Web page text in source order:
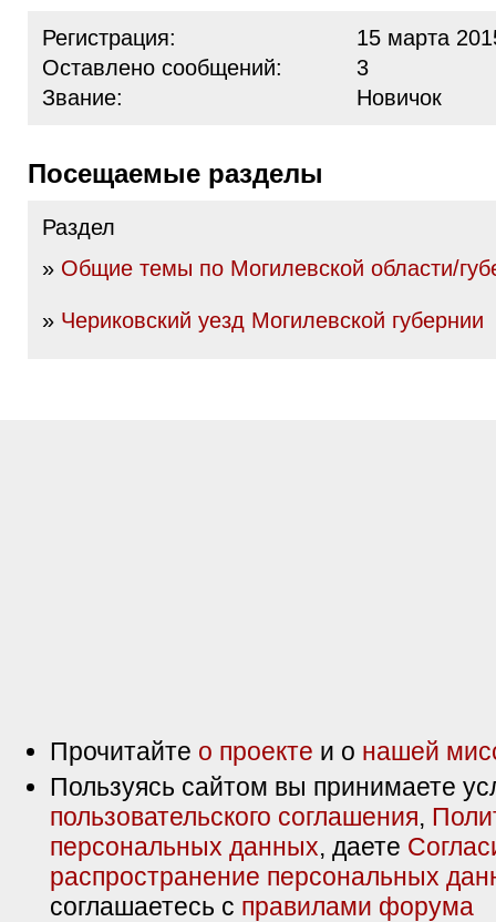
Регистрация:
15 марта
Оставлено сообщений:
3
Звание:
Новичок
Посещаемые разделы
Раздел
» Общие темы по Могилевской области/
» Чериковский уезд Могилевской губернии
Прочитайте о проекте и о нашей
Пользуясь сайтом вы принимаете
пользовательского соглашения,
персональных данных, даете
распространение персональных
соглашаетесь с правилами форума